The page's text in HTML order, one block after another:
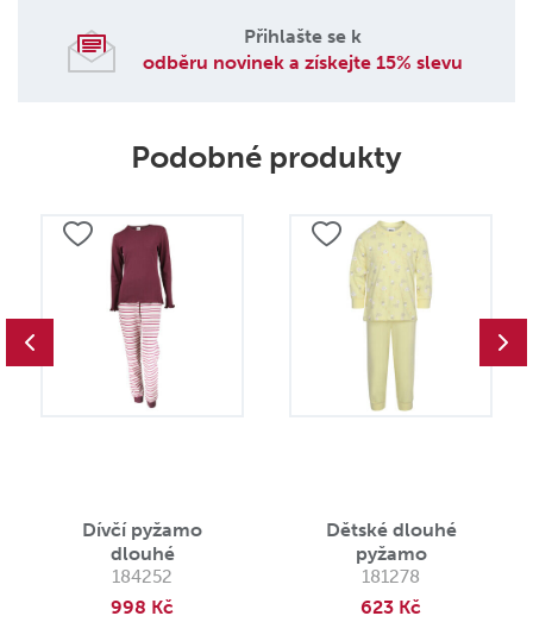
Přihlašte se k
odběru novinek a získejte 15% slevu
Podobné produkty
Dívčí pyžamo
dlouhé
184252
998 Kč
Dětské dlouhé
pyžamo
181278
623 Kč